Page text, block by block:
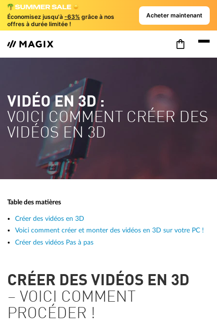
Économisez jusqu'à -63% grâce à nos
offres à durée limitée !
Acheter maintenant
VIDÉO EN 3D :
VOICI COMMENT CRÉER DES
VIDÉOS EN 3D
Table des matières
Créer des vidéos en 3D
Voici comment créer et monter des vidéos en 3D sur votre PC !
Créer des vidéos Pas à pas
CRÉER DES VIDÉOS EN 3D
– VOICI COMMENT
PROCÉDER !